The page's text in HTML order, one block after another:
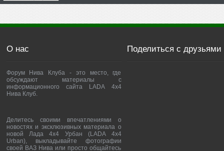
О нас
Форум Нива Клуба - это место, где
обсуждают материалы с
информационного сайта LADA 4x4
Нива Клуб.
Делитесь своими впечатлениями о
новостях и эксклюзивных материала о
новой Лада 4х4 Урбан (LADA 4x4
Urban), выкладывайте фотографии
своей ВАЗ Нива или просто общайтесь
Поделиться с друзьями